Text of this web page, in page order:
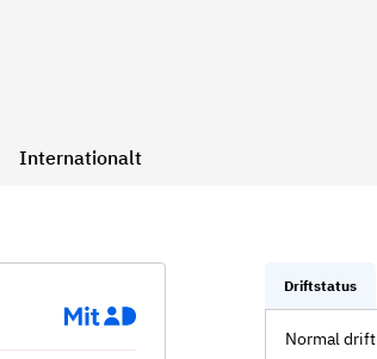
Internationalt
Driftstatus
Normal drift